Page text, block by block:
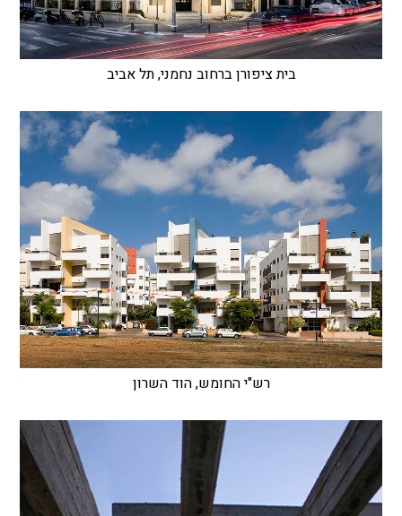
בית ציפורן ברחוב נחמני, תל אביב
רש"י החומש, הוד השרון